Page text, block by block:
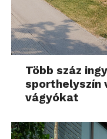
Több száz
sporthelyszín
vágyókat